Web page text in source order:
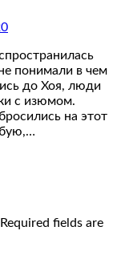
понимали в чем
до Хоя, люди
с изюмом.
на этот
Required fields are